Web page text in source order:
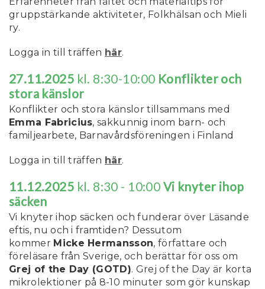
gruppstärkande aktiviteter, Folkhälsan och Mieli
ry.
Logga in till träffen här.
27.11.2025 kl. 8:30-10:00 Konflikter och
stora känslor
Konflikter och stora känslor tillsammans med
Emma Fabricius, sakkunnig inom barn- och
familjearbete, Barnavårdsföreningen i Finland
Logga in till träffen här.
11.12.2025 kl. 8:30 - 10:00 Vi knyter ihop
säcken
Vi knyter ihop säcken och funderar över Läsande
eftis, nu och i framtiden? Dessutom
kommer Micke Hermansson, författare och
föreläsare från Sverige, och berättar för oss om
Grej of the Day (GOTD). Grej of the Day är korta
mikrolektioner på 8-10 minuter som gör kunskap